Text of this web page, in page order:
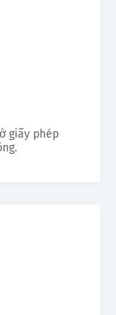
giấy phép